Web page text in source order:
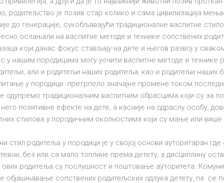
родитељство је позив стар колико и сама цивилизација
до генерације, сукобљавајући традиционалне васпитне
ослањали на васпитне методе и технике сопствених
који данас фокус стављају на дете и његов развој у
у нашим породицама могу уочити васпитне методе и технике
али и родитељи наших родитеља, као и родитељи наших
у породици претрпело значајне промене током
одупремо традиционалним васпитним обрасцима који су за
позитивне ефекте на дете, а касније на одрaслу особу,
стилова у породичним околностима који су мање или више
стил родитеља у породици је у својој основи ауторитаран
без или са мало топлине према детету, а дисциплину
родитеља су послушност и поштовање ауторитета.
објашњавање сопствених родитељских одлука детету, па се